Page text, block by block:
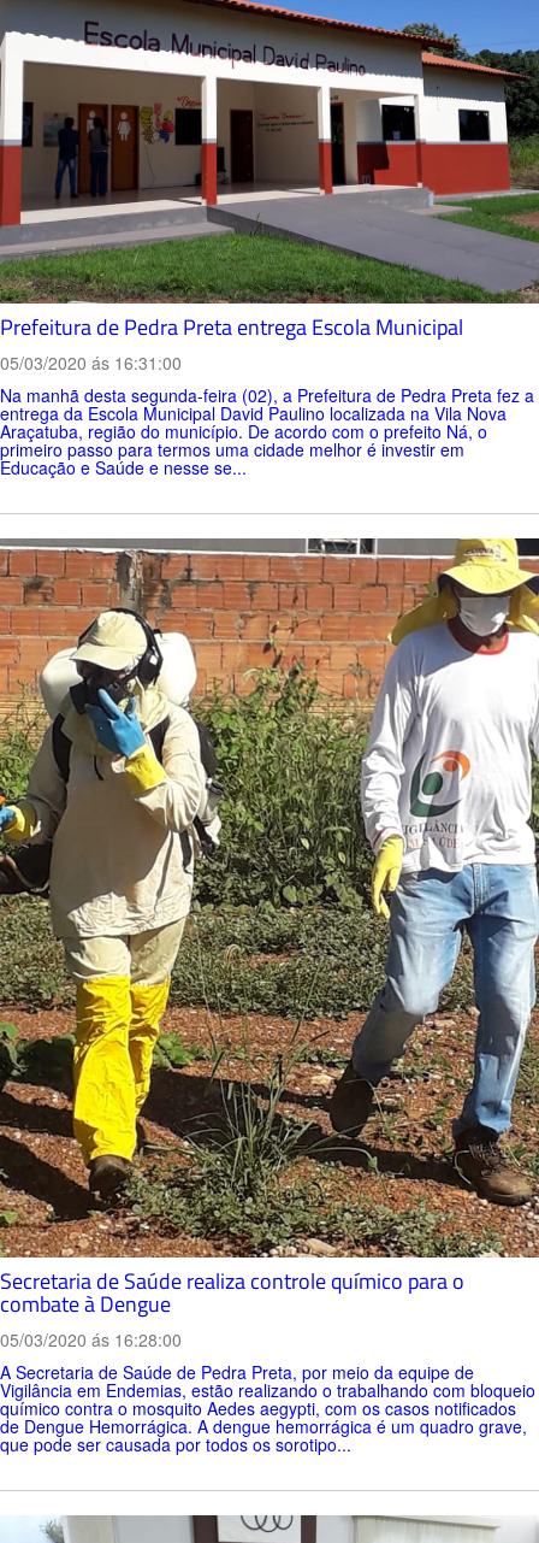
Prefeitura de Pedra Preta entrega Escola Municipal
05/03/2020 ás 16:31:00
Na manhã desta segunda-feira (02), a Prefeitura de Pedra Preta fez a
entrega da Escola Municipal David Paulino localizada na Vila Nova
Araçatuba, região do município. De acordo com o prefeito Ná, o
primeiro passo para termos uma cidade melhor é investir em
Educação e Saúde e nesse se...
Secretaria de Saúde realiza controle químico para o
combate à Dengue
05/03/2020 ás 16:28:00
A Secretaria de Saúde de Pedra Preta, por meio da equipe de
Vigilância em Endemias, estão realizando o trabalhando com bloqueio
químico contra o mosquito Aedes aegypti, com os casos notificados
de Dengue Hemorrágica. A dengue hemorrágica é um quadro grave,
que pode ser causada por todos os sorotipo...